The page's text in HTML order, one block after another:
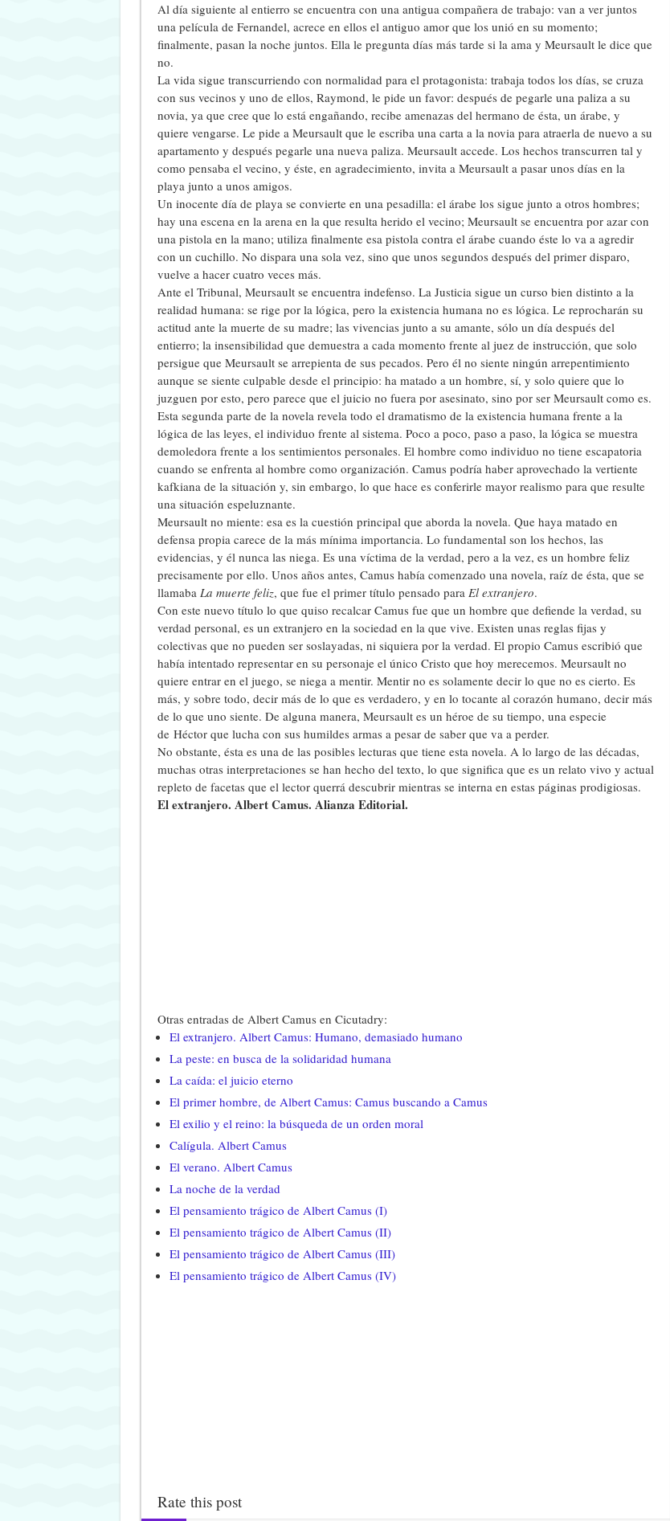
Al día siguiente al entierro se encuentra con una antigua compañera de trabajo: van a ver juntos
una película de Fernandel, acrece en ellos el antiguo amor que los unió en su momento;
finalmente, pasan la noche juntos. Ella le pregunta días más tarde si la ama y Meursault le dice que
no.
La vida sigue transcurriendo con normalidad para el protagonista: trabaja todos los días, se cruza
con sus vecinos y uno de ellos, Raymond, le pide un favor: después de pegarle una paliza a su
novia, ya que cree que lo está engañando, recibe amenazas del hermano de ésta, un árabe, y
quiere vengarse. Le pide a Meursault que le escriba una carta a la novia para atraerla de nuevo a su
apartamento y después pegarle una nueva paliza. Meursault accede. Los hechos transcurren tal y
como pensaba el vecino, y éste, en agradecimiento, invita a Meursault a pasar unos días en la
playa junto a unos amigos.
Un inocente día de playa se convierte en una pesadilla: el árabe los sigue junto a otros hombres;
hay una escena en la arena en la que resulta herido el vecino; Meursault se encuentra por azar con
una pistola en la mano; utiliza finalmente esa pistola contra el árabe cuando éste lo va a agredir
con un cuchillo. No dispara una sola vez, sino que unos segundos después del primer disparo,
vuelve a hacer cuatro veces más.
Ante el Tribunal, Meursault se encuentra indefenso. La Justicia sigue un curso bien distinto a la
realidad humana: se rige por la lógica, pero la existencia humana no es lógica. Le reprocharán su
actitud ante la muerte de su madre; las vivencias junto a su amante, sólo un día después del
entierro; la insensibilidad que demuestra a cada momento frente al juez de instrucción, que solo
persigue que Meursault se arrepienta de sus pecados. Pero él no siente ningún arrepentimiento
aunque se siente culpable desde el principio: ha matado a un hombre, sí, y solo quiere que lo
juzguen por esto, pero parece que el juicio no fuera por asesinato, sino por ser Meursault como es.
Esta segunda parte de la novela revela todo el dramatismo de la existencia humana frente a la
lógica de las leyes, el individuo frente al sistema. Poco a poco, paso a paso, la lógica se muestra
demoledora frente a los sentimientos personales. El hombre como individuo no tiene escapatoria
cuando se enfrenta al hombre como organización. Camus podría haber aprovechado la vertiente
kafkiana de la situación y, sin embargo, lo que hace es conferirle mayor realismo para que resulte
una situación espeluznante.
Meursault no miente: esa es la cuestión principal que aborda la novela. Que haya matado en
defensa propia carece de la más mínima importancia. Lo fundamental son los hechos, las
evidencias, y él nunca las niega. Es una víctima de la verdad, pero a la vez, es un hombre feliz
precisamente por ello. Unos años antes, Camus había comenzado una novela, raíz de ésta, que se
llamaba La muerte feliz, que fue el primer título pensado para El extranjero.
Con este nuevo título lo que quiso recalcar Camus fue que un hombre que defiende la verdad, su
verdad personal, es un extranjero en la sociedad en la que vive. Existen unas reglas fijas y
colectivas que no pueden ser soslayadas, ni siquiera por la verdad. El propio Camus escribió que
había intentado representar en su personaje el único Cristo que hoy merecemos. Meursault no
quiere entrar en el juego, se niega a mentir. Mentir no es solamente decir lo que no es cierto. Es
más, y sobre todo, decir más de lo que es verdadero, y en lo tocante al corazón humano, decir más
de lo que uno siente. De alguna manera, Meursault es un héroe de su tiempo, una especie
de Héctor que lucha con sus humildes armas a pesar de saber que va a perder.
No obstante, ésta es una de las posibles lecturas que tiene esta novela. A lo largo de las décadas,
muchas otras interpretaciones se han hecho del texto, lo que significa que es un relato vivo y actual
repleto de facetas que el lector querrá descubrir mientras se interna en estas páginas prodigiosas.
El extranjero. Albert Camus. Alianza Editorial.
Otras entradas de Albert Camus en Cicutadry:
El extranjero. Albert Camus: Humano, demasiado humano
La peste: en busca de la solidaridad humana
La caída: el juicio eterno
El primer hombre, de Albert Camus: Camus buscando a Camus
El exilio y el reino: la búsqueda de un orden moral
Calígula. Albert Camus
El verano. Albert Camus
La noche de la verdad
El pensamiento trágico de Albert Camus (I)
El pensamiento trágico de Albert Camus (II)
El pensamiento trágico de Albert Camus (III)
El pensamiento trágico de Albert Camus (IV)
Rate this post